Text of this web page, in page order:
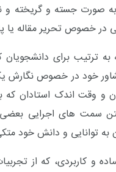
صورت جسته و گریخته
در خصوص تحریر مقاله یا
به ترتیب برای
خود در خصوص
و وقت اندک استادان
سمت های اجرایی بعضی
به توانایی و دانش خود
و کاربردی، که از